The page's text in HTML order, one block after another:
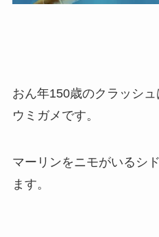
おん年150歳のクラッシ
ウミガメです。
マーリンをニモがいるシ
ます。